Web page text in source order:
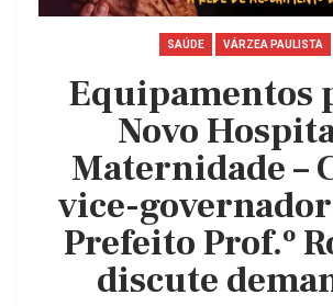
SAÚDE VÁRZEA PAULISTA
Equipamentos
Novo
Maternidade –
vice-governador
Prefeito Prof.º
discute